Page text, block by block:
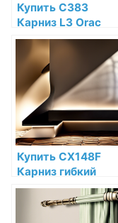
Купить C383
Карниз L3 Orac
Decor Полиуретан
по низкой цене в
интернет-
магазине
Купить CX148F
Карниз гибкий
Orac Decor
Полиуретан по